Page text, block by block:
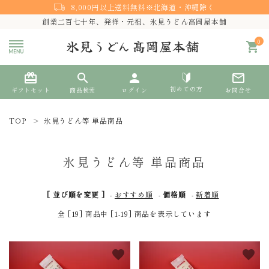
8,000円以上送料無料※北海道・沖縄除く
創業二百七十年、発祥・元祖、氷見うどん高岡屋本舗
0
shopping_cart
card_giftcard
ギフトセット
search
商品検索
person
ログイン 初めての方
mail_outline
お問合せ
ACCOUNT MENU
ログイン person 新規会員登録
TOP 氷見うどん等 単品商品
氷見うどん等 単品商品
[ 並び順を変更 ] - おすすめ順 -価格順 -新着順
全 [19] 商品中 [1-19] 商品を表示しています
favorite favorite